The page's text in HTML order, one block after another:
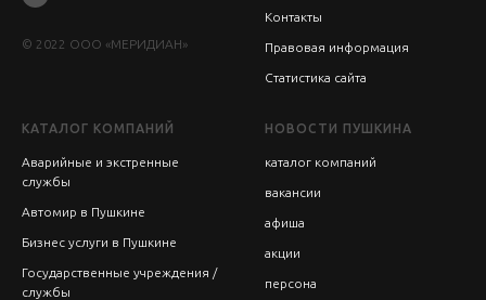
© 2022 ООО «МЕРИДИАН»
Контакты
Правовая информация
Статистика сайта
КАТАЛОГ КОМПАНИЙ
Аварийные и экстренные
службы
Автомир в Пушкине
Бизнес услуги в Пушкине
Государственные учреждения /
службы
НОВОСТИ ПУШКИНА
каталог компаний
вакансии
афиша
акции
персона